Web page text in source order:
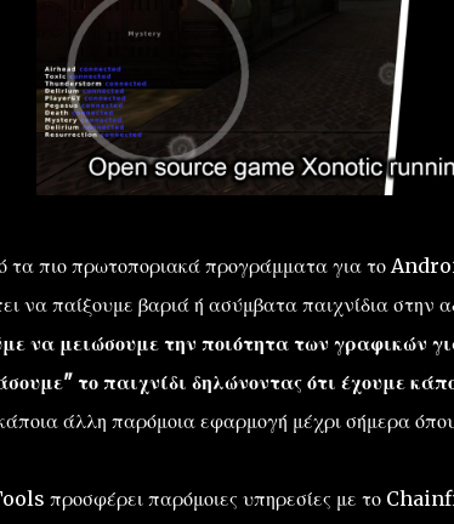
τα πιο πρωτοποριακά προγράμματα για το
να παίξουμε βαριά ή ασύμβατα παιχνίδια
να μειώσουμε την ποιότητα των γραφικών
το παιχνίδι δηλώνοντας ότι έχουμε
άλλη παρόμοια εφαρμογή μέχρι σήμερα
προσφέρει παρόμοιες υπηρεσίες με το